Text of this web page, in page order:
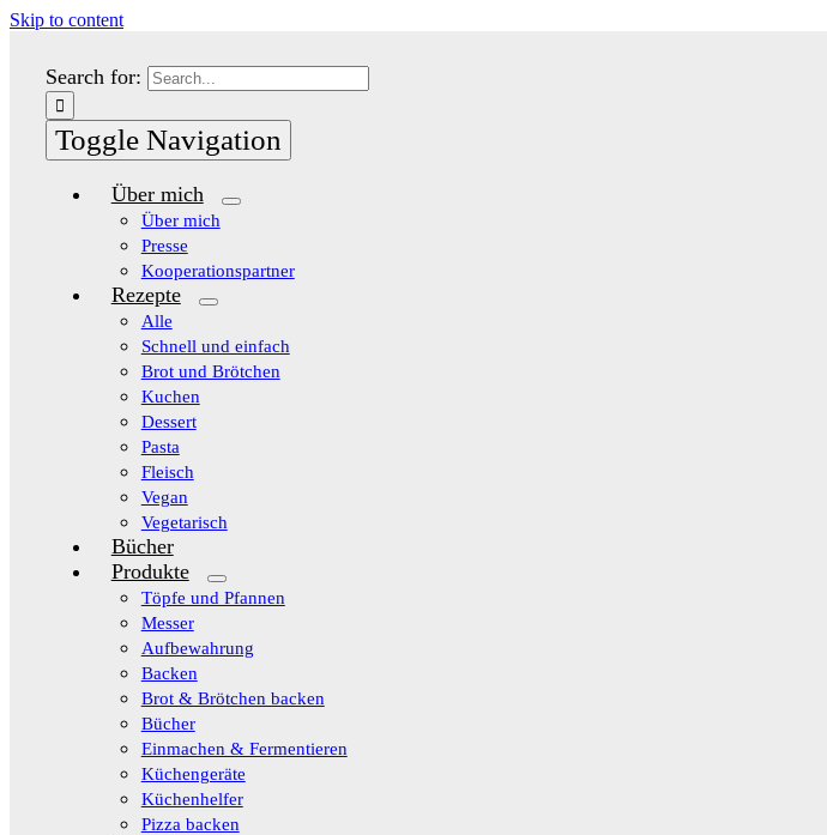
Skip to content
Search for:
Toggle Navigation
Über mich
Über mich
Presse
Kooperationspartner
Rezepte
Alle
Schnell und einfach
Brot und Brötchen
Kuchen
Dessert
Pasta
Fleisch
Vegan
Vegetarisch
Bücher
Produkte
Töpfe und Pfannen
Messer
Aufbewahrung
Backen
Brot & Brötchen backen
Bücher
Einmachen & Fermentieren
Küchengeräte
Küchenhelfer
Pizza backen